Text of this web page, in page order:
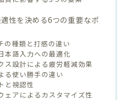
性を決める6つの重要なポ
の種類と打感の違い
本語入力への最適化
ス設計による疲労軽減効果
る使い勝手の違い
と視認性
ェアによるカスタマイズ性